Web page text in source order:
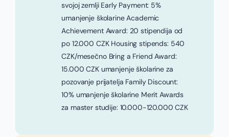
svojoj zemlji Early Payment: 5%
umanjenje školarine Academic
Achievement Award: 20 stipendija od
po 12.000 CZK Housing stipends: 540
CZK/mesečno Bring a Friend Award:
15.000 CZK umanjenje školarine za
pozovanje prijatelja Family Discount:
10% umanjenje školarine Merit Awards
za master studije: 10.000-120.000 CZK